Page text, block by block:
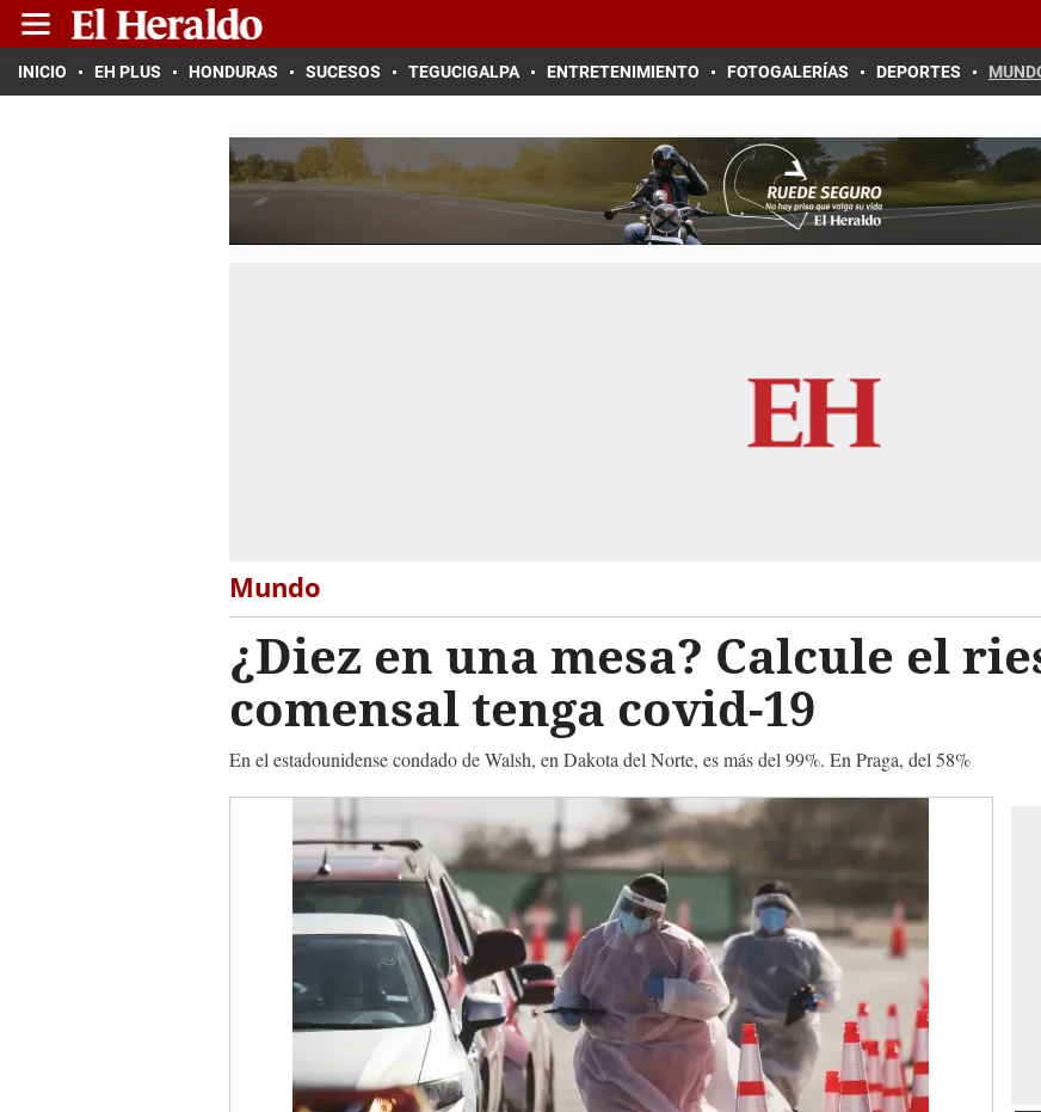
INICIO EH PLUS HONDURAS SUCESOS TEGUCIGALPA ENTRETENIMIENTO FOTOGALERÍAS DEPORTES
Mundo
¿Diez en una mesa? Calcule el
comensal tenga covid-19
En el estadounidense condado de Walsh, en Dakota del Norte, es más del 99%. En Praga, del 58%